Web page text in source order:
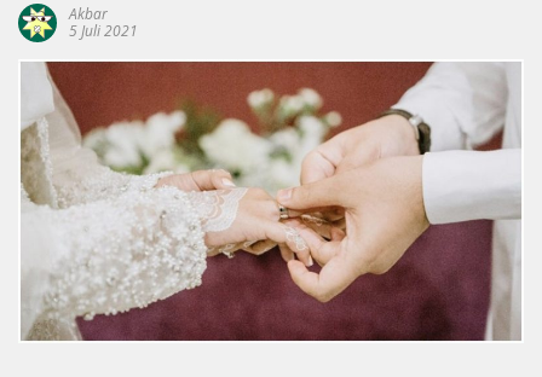
Akbar
5 Juli 2021